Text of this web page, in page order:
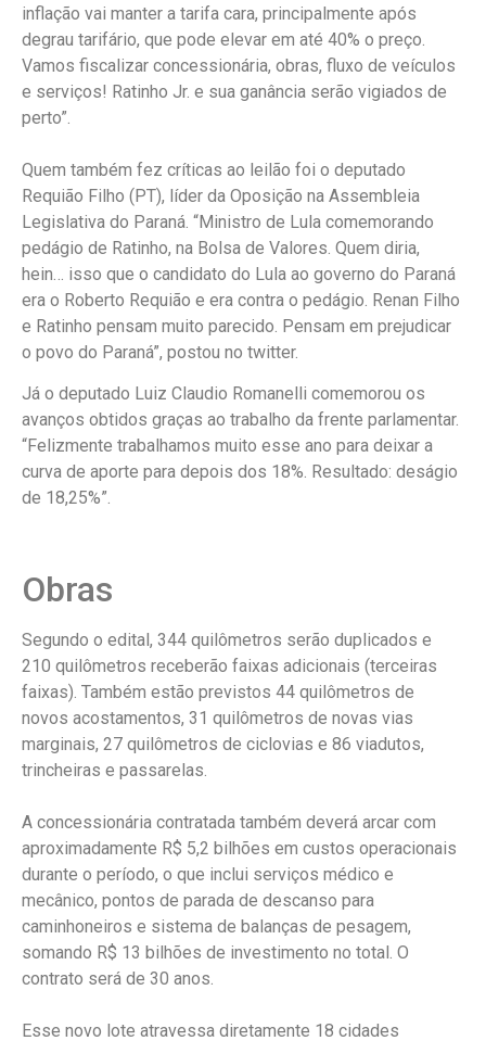
inflação vai manter a tarifa cara, principalmente após
degrau tarifário, que pode elevar em até 40% o preço.
Vamos fiscalizar concessionária, obras, fluxo de veículos
e serviços! Ratinho Jr. e sua ganância serão vigiados de
perto”.
Quem também fez críticas ao leilão foi o deputado
Requião Filho (PT), líder da Oposição na Assembleia
Legislativa do Paraná. “Ministro de Lula comemorando
pedágio de Ratinho, na Bolsa de Valores. Quem diria,
hein… isso que o candidato do Lula ao governo do Paraná
era o Roberto Requião e era contra o pedágio. Renan Filho
e Ratinho pensam muito parecido. Pensam em prejudicar
o povo do Paraná”, postou no twitter.
Já o deputado Luiz Claudio Romanelli comemorou os
avanços obtidos graças ao trabalho da frente parlamentar.
“Felizmente trabalhamos muito esse ano para deixar a
curva de aporte para depois dos 18%. Resultado: deságio
de 18,25%”.
Obras
Segundo o edital, 344 quilômetros serão duplicados e
210 quilômetros receberão faixas adicionais (terceiras
faixas). Também estão previstos 44 quilômetros de
novos acostamentos, 31 quilômetros de novas vias
marginais, 27 quilômetros de ciclovias e 86 viadutos,
trincheiras e passarelas.
A concessionária contratada também deverá arcar com
aproximadamente R$ 5,2 bilhões em custos operacionais
durante o período, o que inclui serviços médico e
mecânico, pontos de parada de descanso para
caminhoneiros e sistema de balanças de pesagem,
somando R$ 13 bilhões de investimento no total. O
contrato será de 30 anos.
Esse novo lote atravessa diretamente 18 cidades